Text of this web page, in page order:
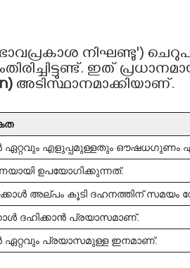
നിഘണ്ടു')
ഇത്
അടിസ്ഥാനമാക്കിയാണ്.
ഏറ്റവും എളുപ്പമുള്ളതും ഔഷധഗുണം
ഉപയോഗിക്കുന്നത്.
അല്പം കൂടി ദഹനത്തിന് സമയം
ദഹിക്കാൻ പ്രയാസമാണ്.
ഏറ്റവും പ്രയാസമുള്ള ഇനമാണ്.